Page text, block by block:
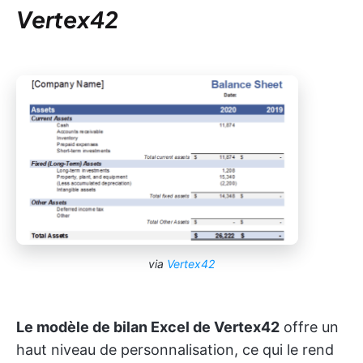
Vertex42
via Vertex42
Le modèle de bilan Excel de Vertex42 offre un
haut niveau de personnalisation, ce qui le rend